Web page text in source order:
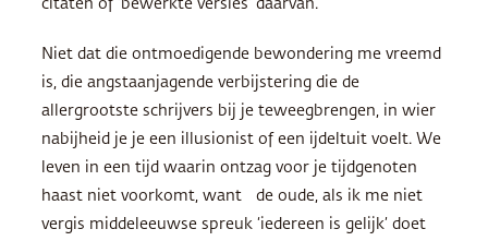
citaten of ‘bewerkte versies’ daarvan.
Niet dat die ontmoedigende bewondering me vreemd
is, die angstaanjagende verbijstering die de
allergrootste schrijvers bij je teweegbrengen, in wier
nabijheid je je een illusionist of een ijdeltuit voelt. We
leven in een tijd waarin ontzag voor je tijdgenoten
haast niet voorkomt, want de oude, als ik me niet
vergis middeleeuwse spreuk ‘iedereen is gelijk’ doet